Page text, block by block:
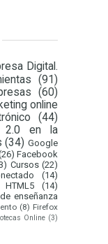
Digital.
(91)
(60)
online
(44)
2.0 en la
(34) Google
Facebook
Cursos (22)
(14)
HTML5
(14)
enseñanza
(8) Firefox
Online (3)